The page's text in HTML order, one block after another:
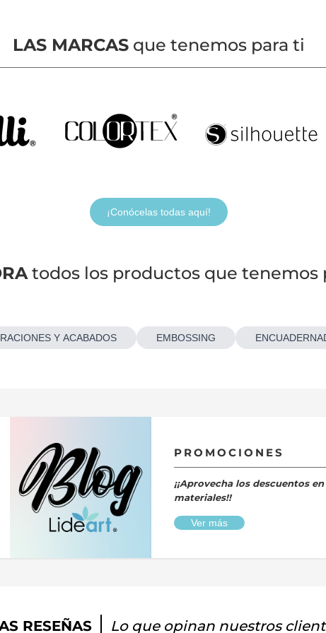
LAS MARCASque tenemos para ti
¡Conócelas todas aquí!
todos los productos que tenemos
Y ACABADOS EMBOSSING
PROMOCIONES
¡¡Aprovecha los descuentos
materiales!!
Ver más
RESEÑAS Lo que opinan nuestros